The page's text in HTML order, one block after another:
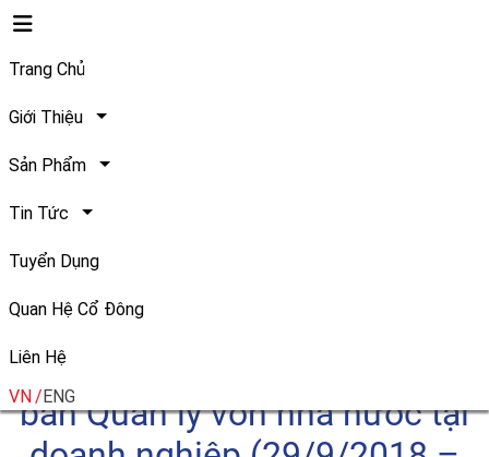
Trang Chủ
Giới Thiệu
Sản Phẩm
Tin Tức
Tuyển Dụng
Quan Hệ Cổ Đông
Liên Hệ
VN ENG
Safoco vinh dự được nhận
Bằng khen của Chủ tịch Ủy
ban Quản lý vốn nhà nước tại
doanh nghiệp nhân Lễ chào
mừng 05 năm thành lập Ủy
ban Quản lý vốn nhà nước tại